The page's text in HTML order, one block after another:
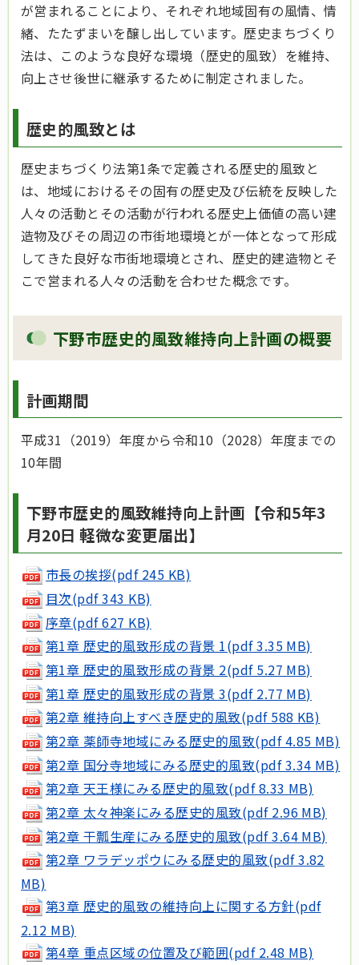
が営まれることにより、それぞれ地域固有の風情、情
緒、たたずまいを醸し出しています。歴史まちづくり
法は、このような良好な環境（歴史的風致）を維持、
向上させ後世に継承するために制定されました。
歴史的風致とは
歴史まちづくり法第1条で定義される歴史的風致と
は、地域におけるその固有の歴史及び伝統を反映した
人々の活動とその活動が行われる歴史上価値の高い建
造物及びその周辺の市街地環境とが一体となって形成
してきた良好な市街地環境とされ、歴史的建造物とそ
こで営まれる人々の活動を合わせた概念です。
下野市歴史的風致維持向上計画の概要
計画期間
平成31（2019）年度から令和10（2028）年度までの
10年間
下野市歴史的風致維持向上計画【令和5年3
月20日 軽微な変更届出】
市長の挨拶(pdf 245 KB)
目次(pdf 343 KB)
序章(pdf 627 KB)
第1章 歴史的風致形成の背景 1(pdf 3.35 MB)
第1章 歴史的風致形成の背景 2(pdf 5.27 MB)
第1章 歴史的風致形成の背景 3(pdf 2.77 MB)
第2章 維持向上すべき歴史的風致(pdf 588 KB)
第2章 薬師寺地域にみる歴史的風致(pdf 4.85 MB)
第2章 国分寺地域にみる歴史的風致(pdf 3.34 MB)
第2章 天王様にみる歴史的風致(pdf 8.33 MB)
第2章 太々神楽にみる歴史的風致(pdf 2.96 MB)
第2章 干瓢生産にみる歴史的風致(pdf 3.64 MB)
第2章 ワラデッポウにみる歴史的風致(pdf 3.82
MB)
第3章 歴史的風致の維持向上に関する方針(pdf
2.12 MB)
第4章 重点区域の位置及び範囲(pdf 2.48 MB)